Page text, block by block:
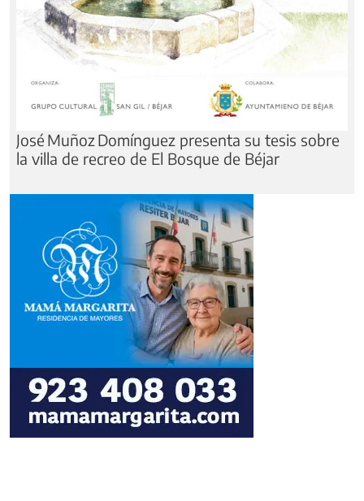
José Muñoz Domínguez presenta su tesis sobre
la villa de recreo de El Bosque de Béjar